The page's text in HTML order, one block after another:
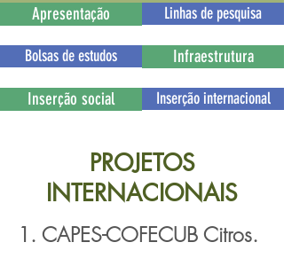
Apresentação Linhas de pesquisa
Bolsas de estudos Infraestrutura
Inserção social Inserção internacional
PROJETOS
INTERNACIONAIS
1. CAPES-COFECUB Citros.